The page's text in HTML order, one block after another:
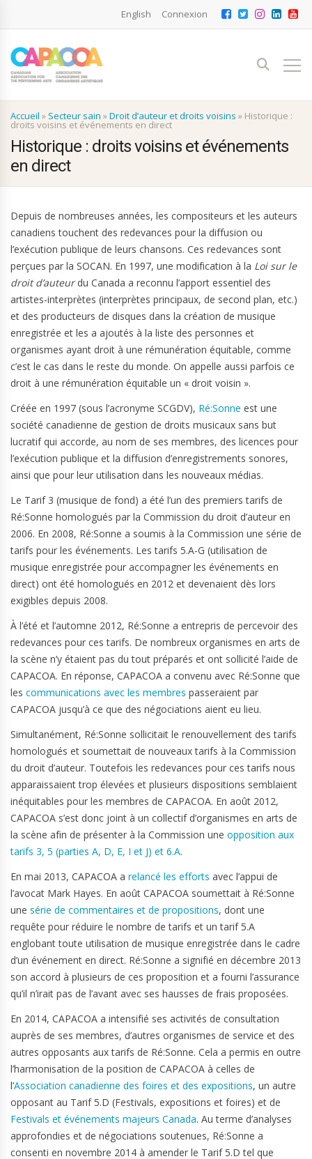
English Connexion
Accueil » Secteur sain »Droit d’auteur et droits voisins » Historique :
droits voisins et événements en direct
Historique : droits voisins et événements
en direct
Depuis de nombreuses années, les compositeurs et les auteurs
canadiens touchent des redevances pour la diffusion ou
l’exécution publique de leurs chansons. Ces redevances sont
perçues par la SOCAN. En 1997, une modification à la Loi sur le
droit d’auteurdu Canada a reconnu l’apport essentiel des
artistes-interprètes (interprètes principaux, de second plan, etc.)
et des producteurs de disques dans la création de musique
enregistrée et les a ajoutés à la liste des personnes et
organismes ayant droit à une rémunération équitable, comme
c’est le cas dans le reste du monde. On appelle aussi parfois ce
droit à une rémunération équitable un « droit voisin ».
Créée en 1997 (sous l’acronyme SCGDV), Ré:Sonne est une
société canadienne de gestion de droits musicaux sans but
lucratif qui accorde, au nom de ses membres, des licences pour
l’exécution publique et la diffusion d’enregistrements sonores,
ainsi que pour leur utilisation dans les nouveaux médias.
Le Tarif 3 (musique de fond) a été l’un des premiers tarifs de
Ré:Sonne homologués par la Commission du droit d’auteur en
2006. En 2008, Ré:Sonne a soumis à la Commission une série de
tarifs pour les événements. Les tarifs 5.A-G (utilisation de
musique enregistrée pour accompagner les événements en
direct) ont été homologués en 2012 et devenaient dès lors
exigibles depuis 2008.
À l’été et l’automne 2012, Ré:Sonne a entrepris de percevoir des
redevances pour ces tarifs. De nombreux organismes en arts de
la scène n’y étaient pas du tout préparés et ont sollicité l’aide de
CAPACOA. En réponse, CAPACOA a convenu avec Ré:Sonne que
les communications avec les membres passeraient par
CAPACOA jusqu’à ce que des négociations aient eu lieu.
Simultanément, Ré:Sonne sollicitait le renouvellement des tarifs
homologués et soumettait de nouveaux tarifs à la Commission
du droit d’auteur. Toutefois les redevances pour ces tarifs nous
apparaissaient trop élevées et plusieurs dispositions semblaient
inéquitables pour les membres de CAPACOA. En août 2012,
CAPACOA s’est donc joint à un collectif d’organismes en arts de
la scène afin de présenter à la Commission une opposition aux
tarifs 3, 5 (parties A, D, E, I et J) et 6.A.
En mai 2013, CAPACOA a relancé les efforts avec l’appui de
l’avocat Mark Hayes. En août CAPACOA soumettait à Ré:Sonne
une série de commentaires et de propositions, dont une
requête pour réduire le nombre de tarifs et un tarif 5.A
englobant toute utilisation de musique enregistrée dans le cadre
d’un événement en direct. Ré:Sonne a signifié en décembre 2013
son accord à plusieurs de ces proposition et a fourni l’assurance
qu’il n’irait pas de l’avant avec ses hausses de frais proposées.
En 2014, CAPACOA a intensifié ses activités de consultation
auprès de ses membres, d’autres organismes de service et des
autres opposants aux tarifs de Ré:Sonne. Cela a permis en outre
l’harmonisation de la position de CAPACOA à celles de
l’Association canadienne des foires et des expositions, un autre
opposant au Tarif 5.D (Festivals, expositions et foires) et de
Festivals et événements majeurs Canada. Au terme d’analyses
approfondies et de négociations soutenues, Ré:Sonne a
consenti en novembre 2014 à amender le Tarif 5.D tel que